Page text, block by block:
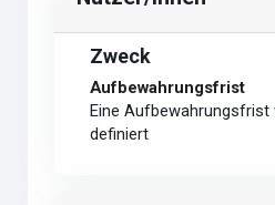
Zweck
Aufbewahrungsfrist
Eine Aufbewahrungsfrist
definiert